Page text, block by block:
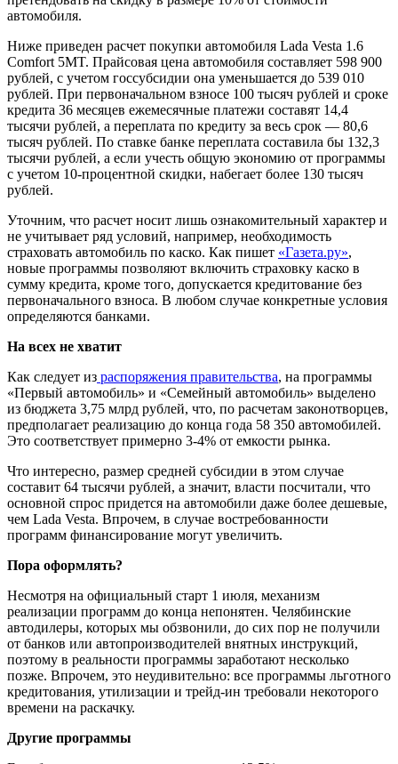
автомобиля.
Ниже приведен расчет покупки автомобиля Lada Vesta 1.6
Comfort 5MT. Прайсовая цена автомобиля составляет 598 900
рублей, с учетом госсубсидии она уменьшается до 539 010
рублей. При первоначальном взносе 100 тысяч рублей и сроке
кредита 36 месяцев ежемесячные платежи составят 14,4
тысячи рублей, а переплата по кредиту за весь срок — 80,6
тысяч рублей. По ставке банке переплата составила бы 132,3
тысячи рублей, а если учесть общую экономию от программы
с учетом 10-процентной скидки, набегает более 130 тысяч
рублей.
Уточним, что расчет носит лишь ознакомительный характер и
не учитывает ряд условий, например, необходимость
страховать автомобиль по каско. Как пишет «Газета.ру»,
новые программы позволяют включить страховку каско в
сумму кредита, кроме того, допускается кредитование без
первоначального взноса. В любом случае конкретные условия
определяются банками.
На всех не хватит
Как следует из распоряжения правительства, на программы
«Первый автомобиль» и «Семейный автомобиль» выделено
из бюджета 3,75 млрд рублей, что, по расчетам законотворцев,
предполагает реализацию до конца года 58 350 автомобилей.
Это соответствует примерно 3-4% от емкости рынка.
Что интересно, размер средней субсидии в этом случае
составит 64 тысячи рублей, а значит, власти посчитали, что
основной спрос придется на автомобили даже более дешевые,
чем Lada Vesta. Впрочем, в случае востребованности
программ финансирование могут увеличить.
Пора оформлять?
Несмотря на официальный старт 1 июля, механизм
реализации программ до конца непонятен. Челябинские
автодилеры, которых мы обзвонили, до сих пор не получили
от банков или автопроизводителей внятных инструкций,
поэтому в реальности программы заработают несколько
позже. Впрочем, это неудивительно: все программы льготного
кредитования, утилизации и трейд-ин требовали некоторого
времени на раскачку.
Другие программы